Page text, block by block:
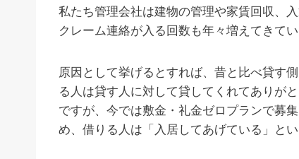
私たち管理会社は建物の管理や家賃回収、
クレーム連絡が入る回数も年々増えてきてい
原因として挙げるとすれば、昔と比べ貸す
る人は貸す人に対して貸してくれてありが
ですが、今では敷金・礼金ゼロプランで募
め、借りる人は「入居してあげている」と